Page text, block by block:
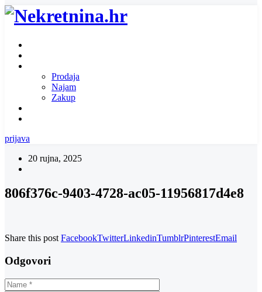
Prodaja
Najam
Zakup
prijava
20 rujna, 2025
806f376c-9403-4728-ac05-11956817d4e8
Share this post FacebookTwitterLinkedinTumblrPinterestEmail
Odgovori